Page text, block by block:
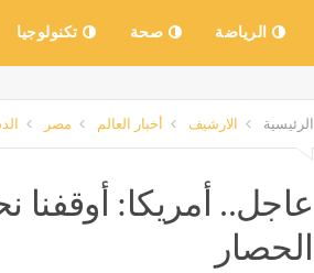
الرياضة صحة تكنولوجيا
الرئيسية الارشيف أخبار العالم مصر
الحصار